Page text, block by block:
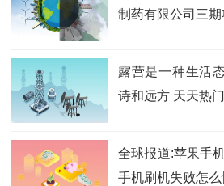
制药有限公司三
露营是一种生活
诗和远方 天天热门
全球报道:苹果手
手机刷机失败怎么